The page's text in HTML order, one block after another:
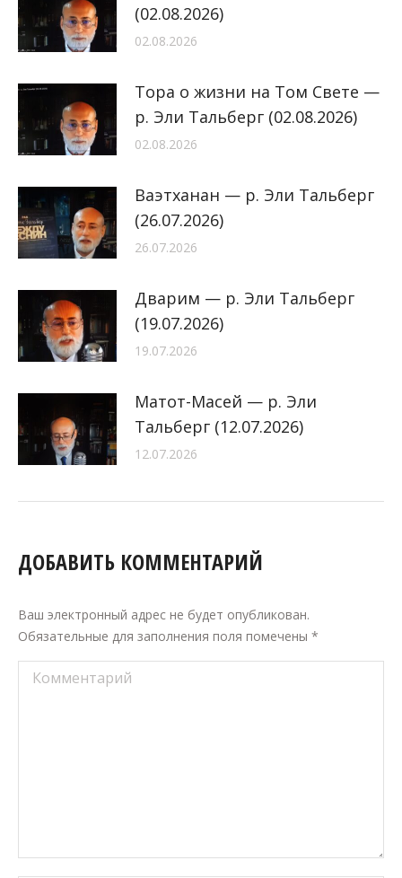
(02.08.2026)
02.08.2026
Тора о жизни на Том Свете —
р. Эли Тальберг (02.08.2026)
02.08.2026
Ваэтханан — р. Эли Тальберг
(26.07.2026)
26.07.2026
Дварим — р. Эли Тальберг
(19.07.2026)
19.07.2026
Матот-Масей — р. Эли
Тальберг (12.07.2026)
12.07.2026
ДОБАВИТЬ КОММЕНТАРИЙ
Ваш электронный адрес не будет опубликован.
Обязательные для заполнения поля помечены *
Комментарий